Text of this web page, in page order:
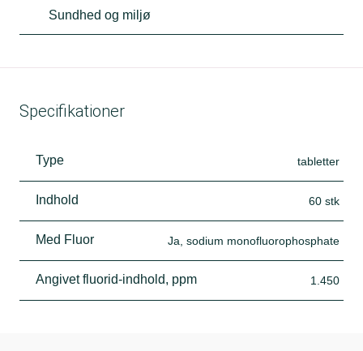
Sundhed og miljø
Specifikationer
Type tabletter
Indhold 60 stk
Med Fluor Ja, sodium monofluorophosphate
Angivet fluorid-indhold, ppm 1.450